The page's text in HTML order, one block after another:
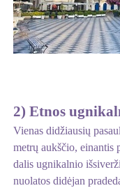
2) Etnos
Vienas didžiausių
metrų aukščio,
dalis ugnikalnio
nuolatos didėjan